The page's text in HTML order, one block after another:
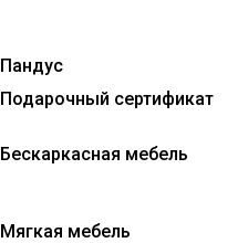
Пандус
Подарочный сертификат
Бескаркасная мебель
Мягкая мебель